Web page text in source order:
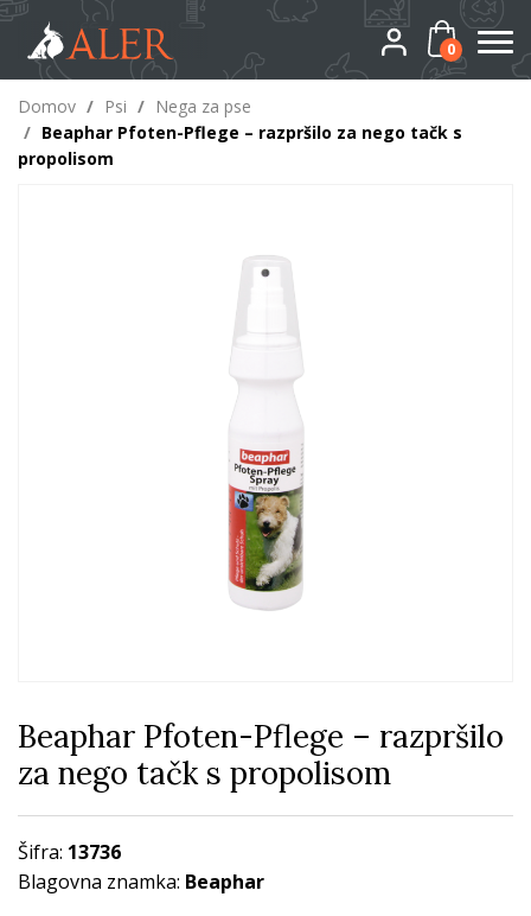
0
Domov / Psi / Nega za pse
/ Beaphar Pfoten-Pflege – razpršilo za nego tačk s
propolisom
Beaphar Pfoten-Pflege – razpršilo
za nego tačk s propolisom
Šifra: 13736
Blagovna znamka: Beaphar